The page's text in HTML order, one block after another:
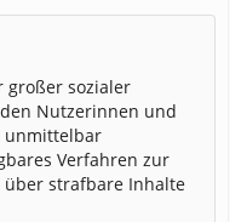
großer sozialer
Nutzerinnen und
unmittelbar
Verfahren zur
über strafbare Inhalte